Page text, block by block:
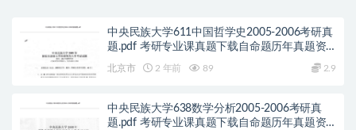
中央民族大学611中国哲学史2005-2006考研真
题.pdf 考研专业课真题下载自命题历年真题资
北京市 2 年前 89 2.9
中央民族大学638数学分析2005-2006考研真
题.pdf 考研专业课真题下载自命题历年真题资